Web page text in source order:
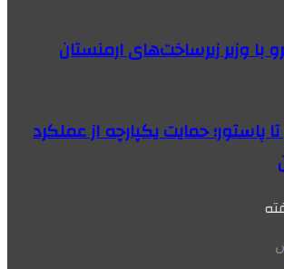
با وزیر زیرساخت‌های ارمنستان
پاستور؛ حمایت یکپارچه از عملکرد